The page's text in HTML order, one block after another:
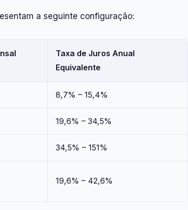
a seguinte configuração:
Taxa de Juros Anual
Equivalente
8,7% – 15,4%
19,6% – 34,5%
34,5% – 151%
19,6% – 42,6%